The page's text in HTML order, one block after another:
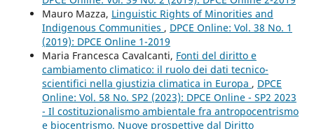
Mauro Mazza, Linguistic Rights of Minorities and
Indigenous Communities , DPCE Online: Vol. 38 No. 1
(2019): DPCE Online 1-2019
Maria Francesca Cavalcanti, Fonti del diritto e
cambiamento climatico: il ruolo dei dati tecnico-
scientifici nella giustizia climatica in Europa , DPCE
Online: Vol. 58 No. SP2 (2023): DPCE Online - SP2 2023
- Il costituzionalismo ambientale fra antropocentrismo
e biocentrismo. Nuove prospettive dal Diritto